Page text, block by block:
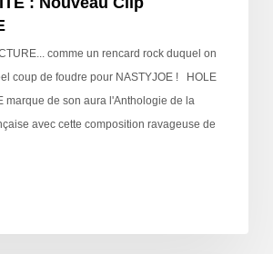
comme un rencard rock duquel on
coup de foudre pour NASTYJOE ! HOLE
marque de son aura l'Anthologie de la
avec cette composition ravageuse de